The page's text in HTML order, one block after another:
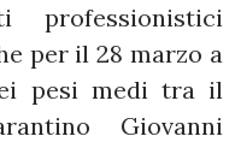
professionistici
per il 28 marzo a
pesi medi tra il
Giovanni